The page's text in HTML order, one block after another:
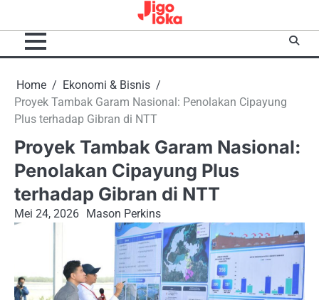
content
Home
Ekonomi & Bisnis
Proyek Tambak Garam Nasional: Penolakan Cipayung
Plus terhadap Gibran di NTT
Proyek Tambak Garam Nasional:
Penolakan Cipayung Plus
terhadap Gibran di NTT
Mei 24, 2026 Mason Perkins